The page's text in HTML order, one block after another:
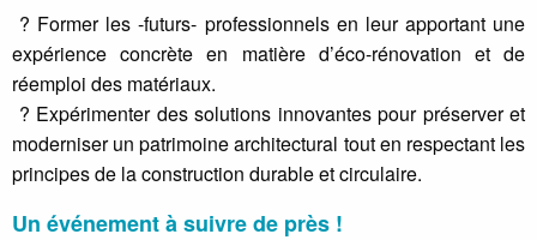
? Former les -futurs- professionnels en leur apportant une
expérience concrète en matière d’éco-rénovation et de
réemploi des matériaux.
? Expérimenter des solutions innovantes pour préserver et
moderniser un patrimoine architectural tout en respectant les
principes de la construction durable et circulaire.
Un événement à suivre de près !